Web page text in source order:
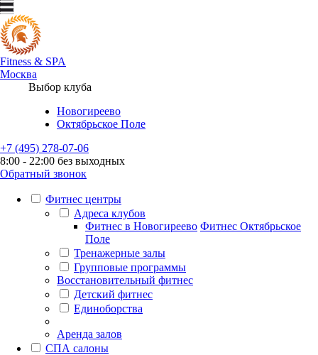
Fitness & SPA
Москва
Выбор клуба
Новогиреево
Октябрьское Поле
+7 (495) 278-07-06
8:00 - 22:00 без выходных
Обратный звонок
Фитнес центры
Адреса клубов
Фитнес в Новогиреево Фитнес Октябрьское
Поле
Тренажерные залы
Групповые программы
Восстановительный фитнес
Детский фитнес
Единоборства
Аренда залов
СПА салоны